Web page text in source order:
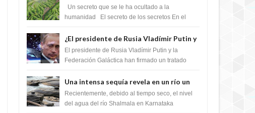
5 YEARS AGO
que cambiaría por completo el destino
de la humanidad
Un secreto que se le ha ocultado a la
humanidad El secreto de los secretos En el
m...
¿El presidente de Rusia Vladímir Putin y
la Federación Galactica han firmado un
tratado para acabar con los Sionistas?
El presidente de Rusia Vladímir Putin y la
Federación Galáctica han firmado un tratado
Si...
Una intensa sequía revela en un río un
impresionante hallazgo de miles de
Shiva Lingas
Recientemente, debido al tiempo seco, el nivel
del agua del río Shalmala en Karnataka